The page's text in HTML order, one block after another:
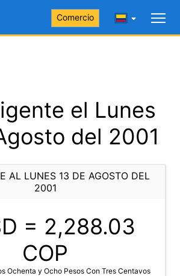
Comercio
el Lunes
del 2001
AL LUNES 13 DE AGOSTO DEL
2001
= 2,288.03
COP
Ochenta y Ocho Pesos Con Tres Centavos